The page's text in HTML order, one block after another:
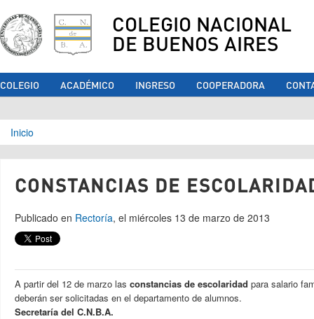
COLEGIO NACIONAL
DE BUENOS AIRES
COLEGIO ACADÉMICO INGRESO COOPERADORA
Se encuentra usted aquí
Inicio
CONSTANCIAS DE
Publicado en Rectoría, el miércoles 13 de marzo de 2013
A partir del 12 de marzo las constancias de escolaridad para salario
deberán ser solicitadas en el departamento de alumnos.
Secretaría del C.N.B.A.